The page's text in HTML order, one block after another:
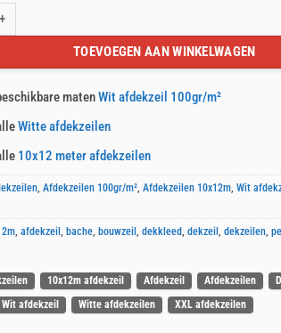
100gr/m² aantal
TOEVOEGEN AAN WINKELWAGEN
matenWit afdekzeil 100gr/m²
Witte afdekzeilen
10x12 meter afdekzeilen
, Afdekzeilen 100gr/m², Afdekzeilen 10x12m, Wit
, afdekzeil , bache, bouwzeil , dekkleed, dekzeil , dekzeilen,
10x12m afdekzeil Afdekzeil Afdekzeilen
Wit afdekzeil Witte afdekzeilen XXL afdekzeilen